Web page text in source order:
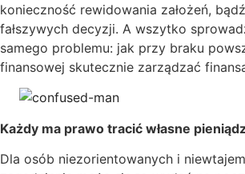
konieczność rewidowania założeń,
fałszywych decyzji. A wszytko
samego problemu: jak przy braku
finansowej skutecznie zarządzać
Każdy ma prawo tracić własne
Dla osób niezorientowanych i